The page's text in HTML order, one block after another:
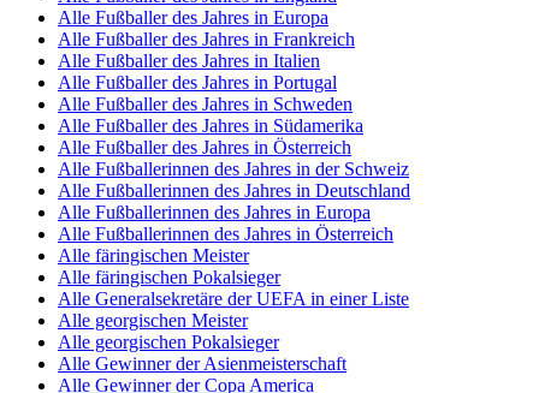
Alle Fußballer des Jahres in Europa
Alle Fußballer des Jahres in Frankreich
Alle Fußballer des Jahres in Italien
Alle Fußballer des Jahres in Portugal
Alle Fußballer des Jahres in Schweden
Alle Fußballer des Jahres in Südamerika
Alle Fußballer des Jahres in Österreich
Alle Fußballerinnen des Jahres in der Schweiz
Alle Fußballerinnen des Jahres in Deutschland
Alle Fußballerinnen des Jahres in Europa
Alle Fußballerinnen des Jahres in Österreich
Alle färingischen Meister
Alle färingischen Pokalsieger
Alle Generalsekretäre der UEFA in einer Liste
Alle georgischen Meister
Alle georgischen Pokalsieger
Alle Gewinner der Asienmeisterschaft
Alle Gewinner der Copa America